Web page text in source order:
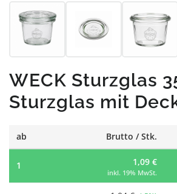
WECK Sturzglas
Sturzglas mit
ab Brutto / Stk.
1 1,09 €
inkl. 19% MwSt.